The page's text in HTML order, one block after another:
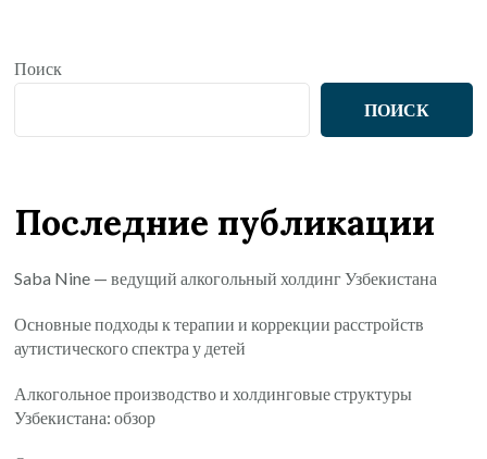
Поиск
ПОИСК
Последние публикации
Saba Nine — ведущий алкогольный холдинг Узбекистана
Основные подходы к терапии и коррекции расстройств
аутистического спектра у детей
Алкогольное производство и холдинговые структуры
Узбекистана: обзор